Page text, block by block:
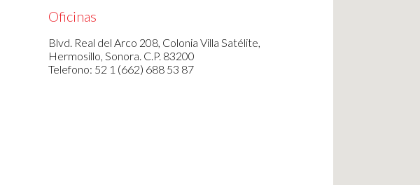
Oficinas
Blvd. Real del Arco 208, Colonia Villa Satélite,
Hermosillo, Sonora. C.P. 83200
Telefono: 52 1 (662) 688 53 87